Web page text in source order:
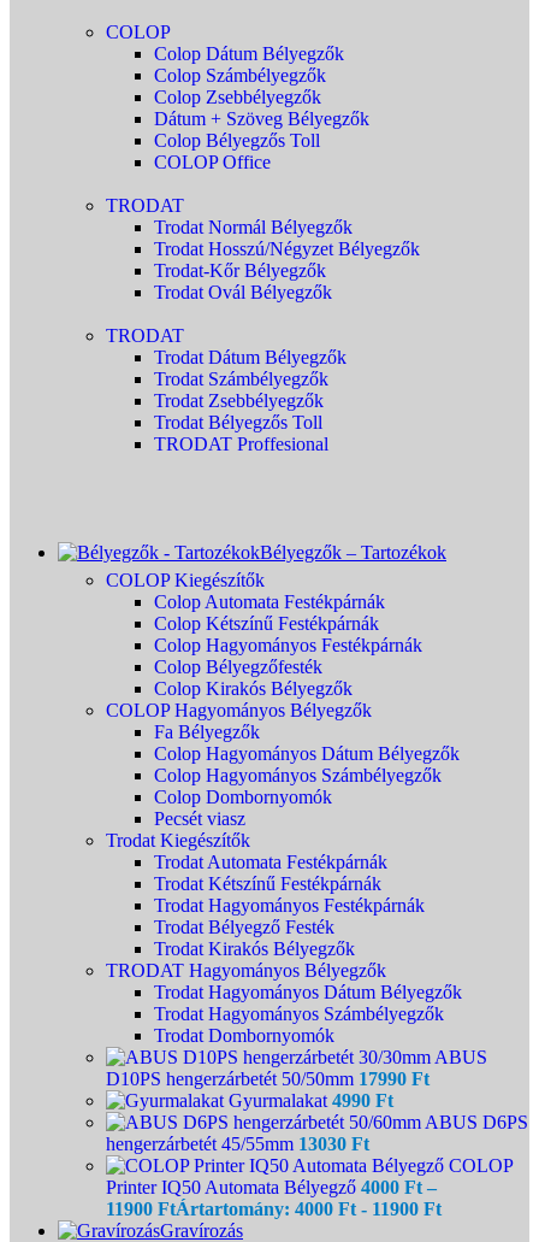
COLOP
Colop Dátum Bélyegzők
Colop Számbélyegzők
Colop Zsebbélyegzők
Dátum + Szöveg Bélyegzők
Colop Bélyegzős Toll
COLOP Office
TRODAT
Trodat Normál Bélyegzők
Trodat Hosszú/Négyzet Bélyegzők
Trodat-Kőr Bélyegzők
Trodat Ovál Bélyegzők
TRODAT
Trodat Dátum Bélyegzők
Trodat Számbélyegzők
Trodat Zsebbélyegzők
Trodat Bélyegzős Toll
TRODAT Proffesional
Bélyegzők – Tartozékok
COLOP Kiegészítők
Colop Automata Festékpárnák
Colop Kétszínű Festékpárnák
Colop Hagyományos Festékpárnák
Colop Bélyegzőfesték
Colop Kirakós Bélyegzők
COLOP Hagyományos Bélyegzők
Fa Bélyegzők
Colop Hagyományos Dátum Bélyegzők
Colop Hagyományos Számbélyegzők
Colop Dombornyomók
Pecsét viasz
Trodat Kiegészítők
Trodat Automata Festékpárnák
Trodat Kétszínű Festékpárnák
Trodat Hagyományos Festékpárnák
Trodat Bélyegző Festék
Trodat Kirakós Bélyegzők
TRODAT Hagyományos Bélyegzők
Trodat Hagyományos Dátum Bélyegzők
Trodat Hagyományos Számbélyegzők
Trodat Dombornyomók
ABUS
D10PS hengerzárbetét 50/50mm 17990 Ft
Gyurmalakat 4990 Ft
ABUS D6PS
hengerzárbetét 45/55mm 13030 Ft
COLOP
Printer IQ50 Automata Bélyegző 4000 Ft –
11900 FtÁrtartomány: 4000 Ft - 11900 Ft
Gravírozás